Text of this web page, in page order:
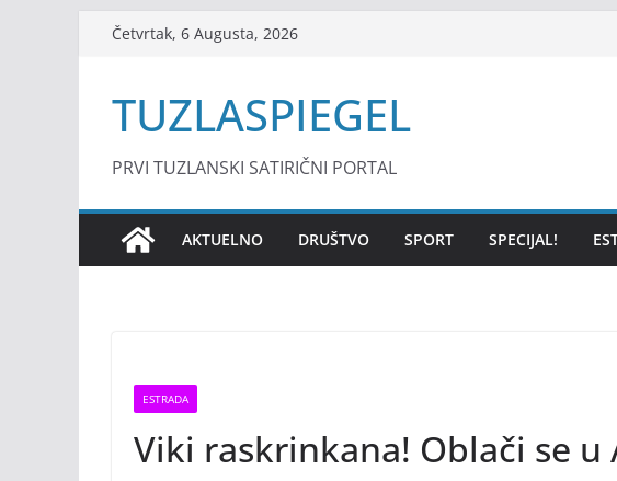
Četvrtak, 6 Augusta, 2026
TUZLASPIEGEL
PRVI TUZLANSKI SATIRIČNI PORTAL
AKTUELNO DRUŠTVO SPORT SPECIJAL!
ESTRADA
Viki raskrinkana! Oblači se u